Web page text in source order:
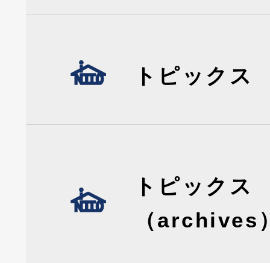
トピックス
トピックス
（archives